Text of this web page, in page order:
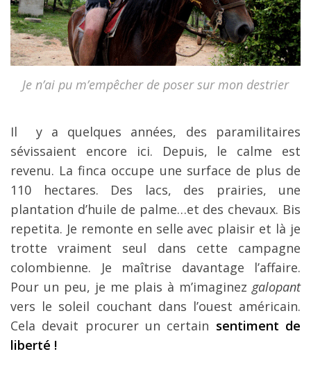
Je n’ai pu m’empêcher de poser sur mon destrier
Il y a quelques années, des paramilitaires
sévissaient encore ici. Depuis, le calme est
revenu. La finca occupe une surface de plus de
110 hectares. Des lacs, des prairies, une
plantation d’huile de palme…et des chevaux. Bis
repetita. Je remonte en selle avec plaisir et là je
trotte vraiment seul dans cette campagne
colombienne. Je maîtrise davantage l’affaire.
Pour un peu, je me plais à m’imaginez galopant
vers le soleil couchant dans l’ouest américain.
Cela devait procurer un certain sentiment de
liberté !